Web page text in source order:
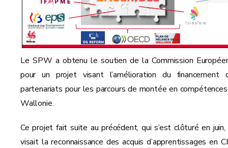
Le SPW a obtenu le soutien de la Commission
pour un projet visant l’amélioration du financement
partenariats pour les parcours de montée en
Wallonie.
Ce projet fait suite au précédent, qui s’est clôturé en juin,
visait la reconnaissance des acquis d’apprentissages en